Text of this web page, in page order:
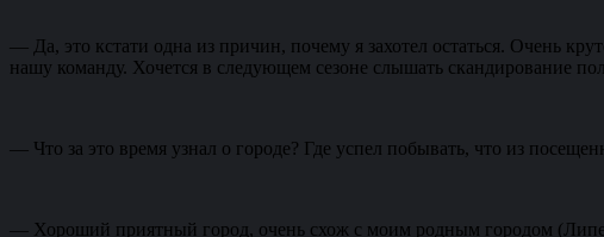
— Да, это кстати одна из причин, почему я захотел остаться. Очень
нашу команду. Хочется в следующем сезоне слышать скандирование
— Что за это время узнал о городе? Где успел побывать, что из
— Хороший приятный город, очень схож с моим родным городом